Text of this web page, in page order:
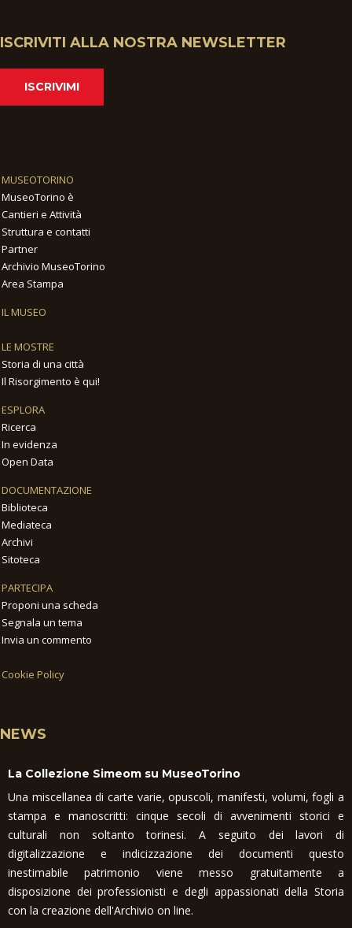
ISCRIVITI ALLA NOSTRA NEWSLETTER
ISCRIVIMI
MUSEOTORINO
MuseoTorino è
Cantieri e Attività
Struttura e contatti
Partner
Archivio MuseoTorino
Area Stampa
IL MUSEO
LE MOSTRE
Storia di una città
Il Risorgimento è qui!
ESPLORA
Ricerca
In evidenza
Open Data
DOCUMENTAZIONE
Biblioteca
Mediateca
Archivi
Sitoteca
PARTECIPA
Proponi una scheda
Segnala un tema
Invia un commento
Cookie Policy
NEWS
La Collezione Simeom su MuseoTorino
Una miscellanea di carte varie, opuscoli, manifesti, volumi, fogli a
stampa e manoscritti: cinque secoli di avvenimenti storici e
culturali non soltanto torinesi. A seguito dei lavori di
digitalizzazione e indicizzazione dei documenti questo
inestimabile patrimonio viene messo gratuitamente a
disposizione dei professionisti e degli appassionati della Storia
con la creazione dell'Archivio on line.